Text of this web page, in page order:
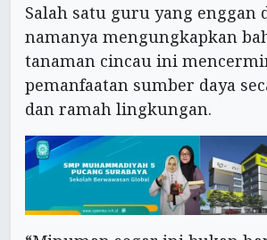
Salah satu guru yang enggan
namanya mengungkapkan
tanaman cincau ini
pemanfaatan sumber daya
dan ramah lingkungan.